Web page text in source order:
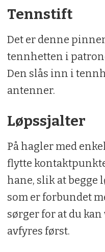
Tennstift
Det er denne
tennhetten i
Den slås inn i
antenner.
Løpssjalter
På hagler med
flytte
hane, slik at begge
som er forbundet
sørger for at du
avfyres først.